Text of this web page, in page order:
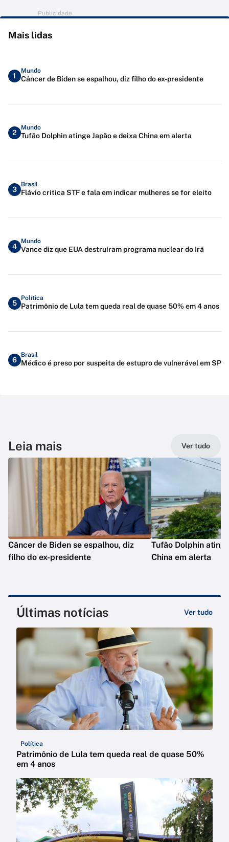
Publicidade
Mais lidas
1
Mundo
Câncer de Biden se espalhou, diz filho do ex-presidente
2
Mundo
Tufão Dolphin atinge Japão e deixa China em alerta
3
Brasil
Flávio critica STF e fala em indicar mulheres se for eleito
4
Mundo
Vance diz que EUA destruíram programa nuclear do Irã
5
Política
Patrimônio de Lula tem queda real de quase 50% em 4 anos
6
Brasil
Médico é preso por suspeita de estupro de vulnerável em SP
Leia mais Ver tudo
Câncer de Biden se espalhou, diz
filho do ex-presidente
Tufão Dolphin
China em alerta
Últimas notícias Ver tudo
Política
Patrimônio de Lula tem queda real de quase 50%
em 4 anos